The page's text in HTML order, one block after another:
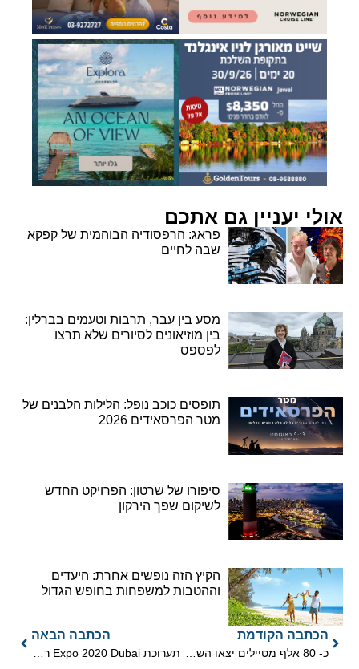
אולי יעניין גם אתכם
פראג: הרפסודיה הבוהמית של קפקא
שבה לחיים
מסע בין עבר, תרבות וטעמים בברלין:
בין מוזיאונים לסיורים שלא תרצו
לפספס
תופסים כוכב נופל: הלילות הלבנים של
מטר הפרסאידים 2026
סיפורו של שרטון: הפרויקט החדש
לשיקום שפך הירקון
הקיץ הזה נופשים אחרת: היעדים
וההטבות למשפחות בחופש הגדול
הכתבה הקודמת
כ- 80 אלף מטיילים יצאו השבת אל שמורות הטבע והגנים הלאומיים
הכתבה הבאה
תערוכת Expo 2020 Dubai רשמה 20 מיליון מבקרים